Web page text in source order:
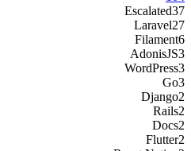
Escalated37
Laravel27
Filament6
AdonisJS3
WordPress3
Go3
Django2
Rails2
Docs2
Flutter2